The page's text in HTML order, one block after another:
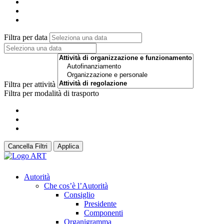
Filtra per data
Filtra per attività
Filtra per modalità di trasporto
Cancella Filtri Applica
Autorità
Che cos’è l’Autorità
Consiglio
Presidente
Componenti
Organigramma